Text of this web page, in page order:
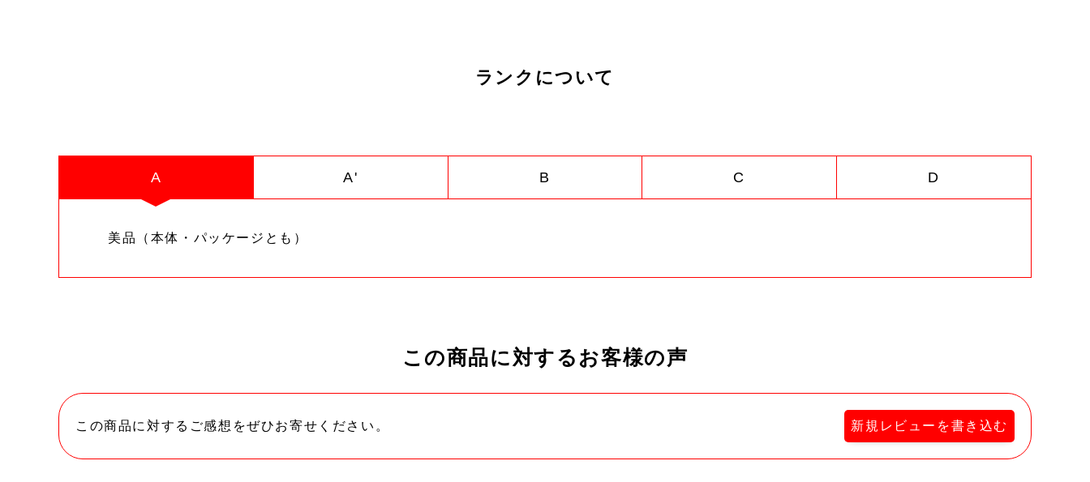
ランクについて
A A' B C D
美品（本体・パッケージとも）
この商品に対するお客様の声
この商品に対するご感想をぜひお寄せください。 新規レビューを書き込む